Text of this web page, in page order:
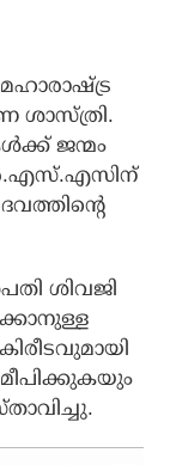
ശാസ്ത്രി.
ജന്മം
ശിവജി